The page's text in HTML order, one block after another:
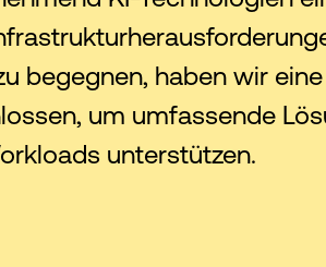
begegnen, haben wir
um umfassende
unterstützen.